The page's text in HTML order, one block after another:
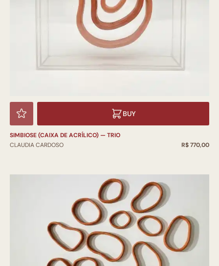
BUY
SIMBIOSE (CAIXA DE ACRÍLICO) — TRIO
CLAUDIA CARDOSO
R$ 770,00